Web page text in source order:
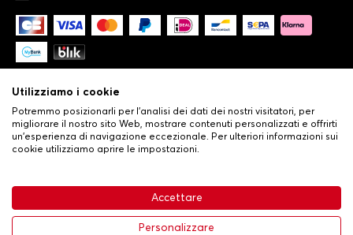
63,99 € Aggiungi al carrello
Condizioni generali di vendita•
Politica sulla privacy e sui cookie•Livraison
Utilizziamo i cookie
Potremmo posizionarli per l'analisi dei dati dei nostri visitatori, per
migliorare il nostro sito Web, mostrare contenuti personalizzati e offrirti
un'esperienza di navigazione eccezionale. Per ulteriori informazioni sui
cookie utilizziamo aprire le impostazioni.
Accettare
Personalizzare